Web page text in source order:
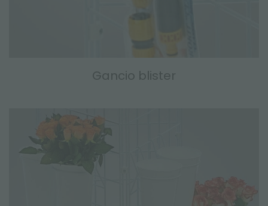
Gancio blister